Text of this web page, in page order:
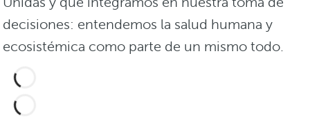
decisiones: entendemos la salud humana y
ecosistémica como parte de un mismo todo.